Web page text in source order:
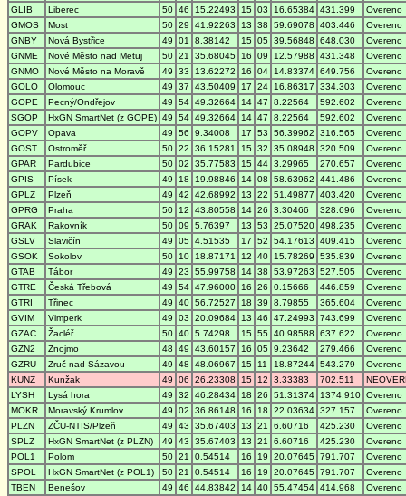
GLIB
Liberec 50 46 15.22493 15 03 16.65384 431.399
Overeno
GMOS
Most 50 29 41.92263 13 38 59.69078 403.446
Overeno
GNBY
Nová Bystřice 49 01 8.38142 15 05 39.56848 648.030
Overeno
GNME
Nové Město nad Metuj 50 21 35.68045 16 09 12.57988 431.348
Overeno
GNMO
Nové Město na Moravě 49 33 13.62272 16 04 14.83374 649.756
Overeno
GOLO
Olomouc 49 37 43.50409 17 24 16.86317 334.303
Overeno
GOPE
Pecný/Ondřejov 49 54 49.32664 14 47 8.22564 592.602
Overeno
SGOP
HxGN SmartNet (z GOPE) 49 54 49.32664 14 47 8.22564 592.602
Overeno
GOPV
Opava 49 56 9.34008 17 53 56.39962 316.565
Overeno
GOST
Ostroměř 50 22 36.15281 15 32 35.08948 320.509
Overeno
GPAR
Pardubice 50 02 35.77583 15 44 3.29965 270.657
Overeno
GPIS
Písek 49 18 19.98846 14 08 58.63962 441.486
Overeno
GPLZ
Plzeň 49 42 42.68992 13 22 51.49877 403.420
Overeno
GPRG
Praha 50 12 43.80558 14 26 3.30466 328.696
Overeno
GRAK
Rakovník 50 09 5.76397 13 53 25.07520 498.235
Overeno
GSLV
Slavičín 49 05 4.51535 17 52 54.17613 409.415
Overeno
GSOK
Sokolov 50 10 18.87171 12 40 15.78269 535.839
Overeno
GTAB
Tábor 49 23 55.99758 14 38 53.97263 527.505
Overeno
GTRE
Česká Třebová 49 54 47.96000 16 26 0.15666 446.859
Overeno
GTRI
Třinec 49 40 56.72527 18 39 8.79855 365.604
Overeno
GVIM
Vimperk 49 03 20.09684 13 46 47.24993 743.699
Overeno
GZAC
Žacléř 50 40 5.74298 15 55 40.98588 637.622
Overeno
GZN2
Znojmo 48 49 43.60157 16 05 9.23642 279.466
Overeno
GZRU
Zruč nad Sázavou 49 48 48.06967 15 11 18.87244 543.279
Overeno
KUNZ
Kunžak 49 06 26.23308 15 12 3.33383 702.511
LYSH
Lysá hora 49 32 46.28434 18 26 51.31374 1374.910 Overeno
MOKR
Moravský Krumlov 49 02 36.86148 16 18 22.03634 327.157
Overeno
PLZN
ZČU-NTIS/Plzeň 49 43 35.67403 13 21 6.60716 425.230
Overeno
SPLZ
HxGN SmartNet (z PLZN) 49 43 35.67403 13 21 6.60716 425.230
Overeno
POL1
Polom 50 21 0.54514 16 19 20.07645 791.707
Overeno
SPOL
HxGN SmartNet (z POL1) 50 21 0.54514 16 19 20.07645 791.707
Overeno
TBEN
Benešov 49 46 44.83842 14 40 55.47454 414.968
Overeno